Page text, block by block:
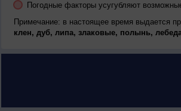
Погодные факторы усугубляют
Примечание: в настоящее время выдается
клен, дуб, липа, злаковые, полынь,